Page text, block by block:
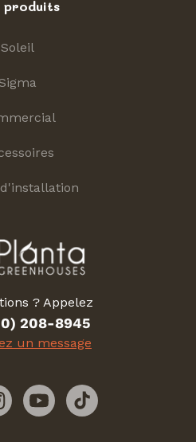
produits
Soleil
? Appelez
208-8945
un message
YouTubeTikTok